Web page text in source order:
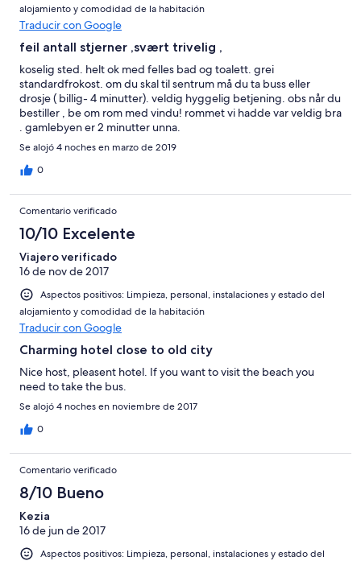
alojamiento y comodidad de la habitación
Traducir con Google
feil antall stjerner ,svært trivelig ,
koselig sted. helt ok med felles bad og toalett. grei
standardfrokost. om du skal til sentrum må du ta buss eller
drosje ( billig- 4 minutter). veldig hyggelig betjening. obs når du
bestiller , be om rom med vindu! rommet vi hadde var veldig bra
. gamlebyen er 2 minutter unna.
Se alojó 4 noches en marzo de 2019
0
Comentario verificado
10/10 Excelente
Viajero verificado
16 de nov de 2017
Aspectos positivos: Limpieza, personal, instalaciones y estado del
alojamiento y comodidad de la habitación
Traducir con Google
Charming hotel close to old city
Nice host, pleasent hotel. If you want to visit the beach you
need to take the bus.
Se alojó 4 noches en noviembre de 2017
0
Comentario verificado
8/10 Bueno
Kezia
16 de jun de 2017
Aspectos positivos: Limpieza, personal, instalaciones y estado del